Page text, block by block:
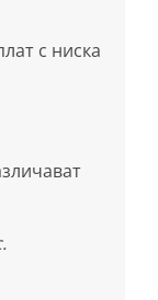
с ниска